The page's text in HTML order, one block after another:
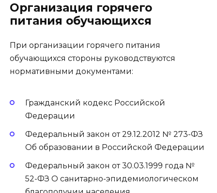
Организация горячего
питания обучающихся
При организации горячего питания
обучающихся стороны руководствуются
нормативными документами:
Гражданский кодекс Российской
Федерации
Федеральный закон от 29.12.2012 № 273-ФЗ
Об образовании в Российской Федерации
Федеральный закон от 30.03.1999 года №
52-ФЗ О санитарно-эпидемиологическом